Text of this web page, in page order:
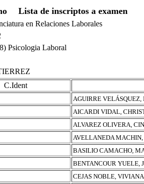
Lista de inscriptos a examen
en Relaciones Laborales
Psicologia Laboral
C.Ident
AGUIRRE
AICARDI VIDAL,
ALVAREZ OLIVERA,
AVELLANEDA
BASILIO CAMACHO,
BENTANCOUR YUELE,
CEJAS NOBLE,